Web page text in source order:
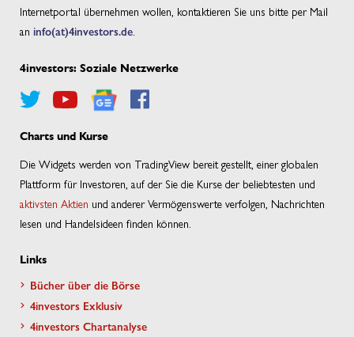
Internetportal übernehmen wollen, kontaktieren Sie uns bitte per Mail
an info(at)4investors.de
4investors: Soziale Netzwerke
Charts und Kurse
Die Widgets werden von TradingView bereit gestellt, einer globalen
Plattform für Investoren, auf der Sie die Kurse der beliebtesten und
aktivsten Aktien und anderer Vermögenswerte verfolgen, Nachrichten
lesen und Handelsideen finden können.
Links
Bücher über die Börse
4investors Exklusiv
4investors Chartanalyse